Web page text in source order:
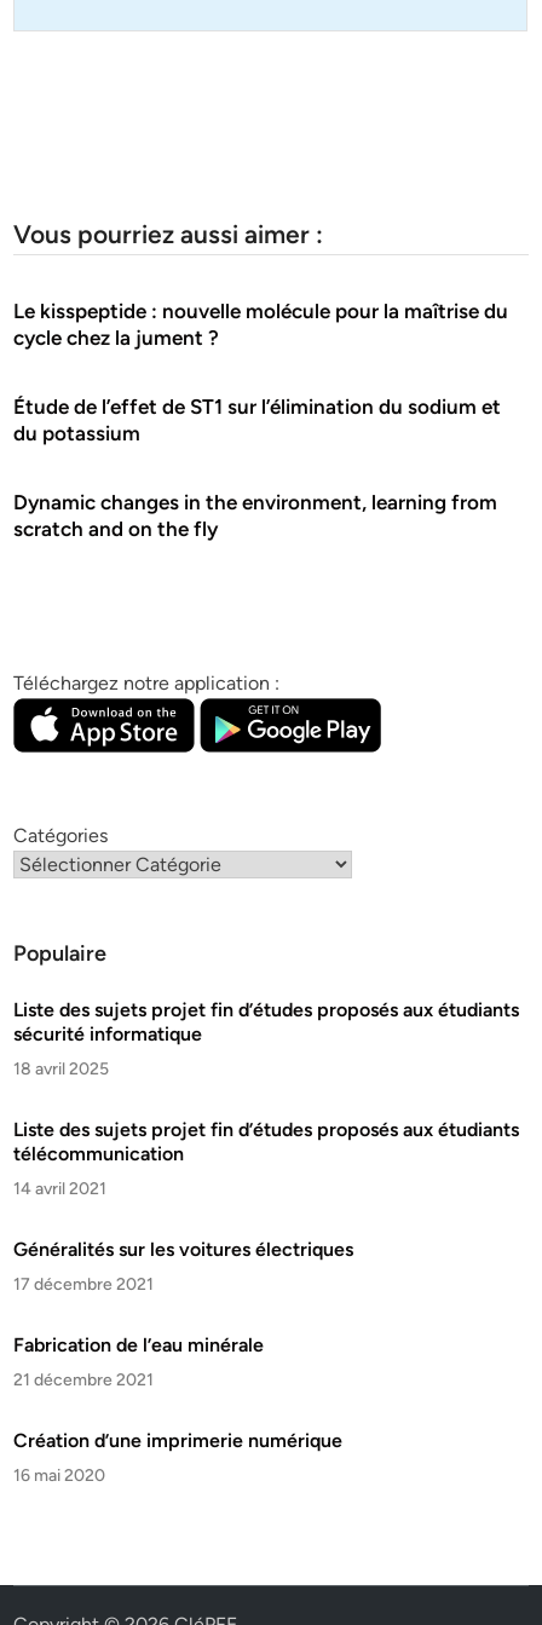
Vous pourriez aussi aimer :
Le kisspeptide : nouvelle molécule pour la maîtrise du
cycle chez la jument ?
Étude de l’effet de ST1 sur l’élimination du sodium et
du potassium
Dynamic changes in the environment, learning from
scratch and on the fly
Téléchargez notre application :
Catégories
Populaire
Liste des sujets projet fin d’études proposés aux étudiants
sécurité informatique
18 avril 2025
Liste des sujets projet fin d’études proposés aux étudiants
télécommunication
14 avril 2021
Généralités sur les voitures électriques
17 décembre 2021
Fabrication de l’eau minérale
21 décembre 2021
Création d’une imprimerie numérique
16 mai 2020